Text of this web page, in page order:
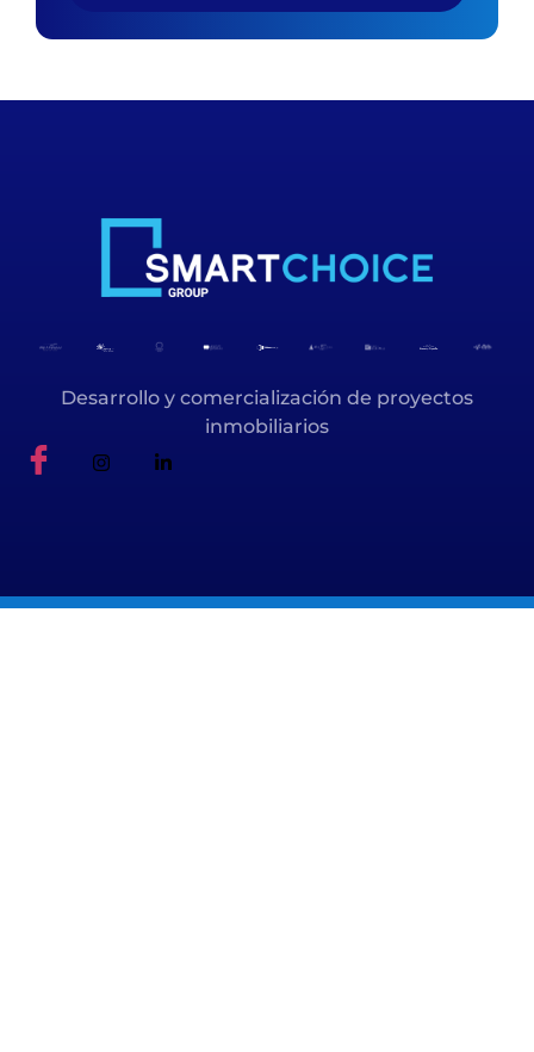
Desarrollo y comercialización de proyectos
inmobiliarios